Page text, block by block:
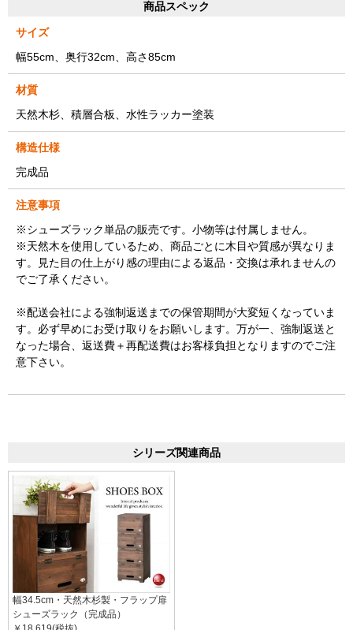
商品スペック
サイズ
幅55cm、奥行32cm、高さ85cm
材質
天然木杉、積層合板、水性ラッカー塗装
構造仕様
完成品
注意事項
※シューズラック単品の販売です。小物等は付属しません。
※天然木を使用しているため、商品ごとに木目や質感が異なりま
す。見た目の仕上がり感の理由による返品・交換は承れませんの
でご了承ください。
※配送会社による強制返送までの保管期間が大変短くなっていま
す。必ず早めにお受け取りをお願いします。万が一、強制返送と
なった場合、返送費＋再配送費はお客様負担となりますのでご注
意下さい。
シリーズ関連商品
幅34.5cm・天然木杉製・フラップ扉
シューズラック（完成品）